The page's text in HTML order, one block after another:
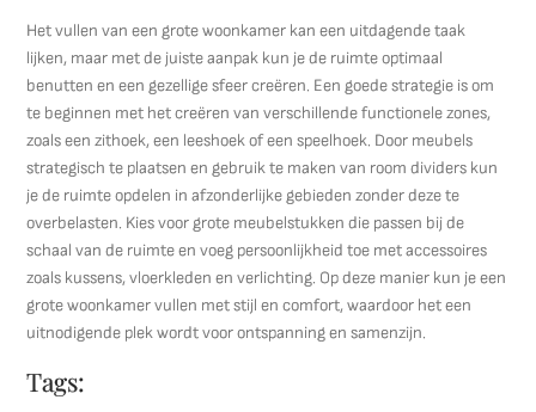
Het vullen van een grote woonkamer kan een uitdagende taak
lijken, maar met de juiste aanpak kun je de ruimte optimaal
benutten en een gezellige sfeer creëren. Een goede strategie is om
te beginnen met het creëren van verschillende functionele zones,
zoals een zithoek, een leeshoek of een speelhoek. Door meubels
strategisch te plaatsen en gebruik te maken van room dividers kun
je de ruimte opdelen in afzonderlijke gebieden zonder deze te
overbelasten. Kies voor grote meubelstukken die passen bij de
schaal van de ruimte en voeg persoonlijkheid toe met accessoires
zoals kussens, vloerkleden en verlichting. Op deze manier kun je een
grote woonkamer vullen met stijl en comfort, waardoor het een
uitnodigende plek wordt voor ontspanning en samenzijn.
Tags: